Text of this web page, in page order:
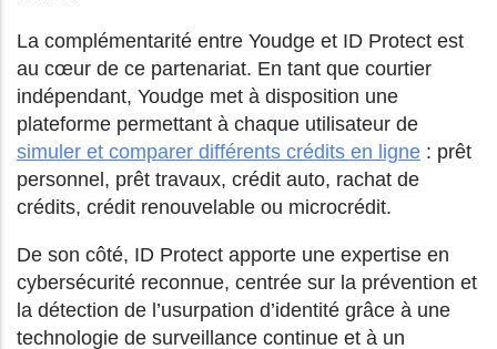
La complémentarité entre Youdge et ID Protect est
au cœur de ce partenariat. En tant que courtier
indépendant, Youdge met à disposition une
plateforme permettant à chaque utilisateur de
simuler et comparer différents crédits en ligne : prêt
personnel, prêt travaux, crédit auto, rachat de
crédits, crédit renouvelable ou microcrédit.
De son côté, ID Protect apporte une expertise en
cybersécurité reconnue, centrée sur la prévention et
la détection de l’usurpation d’identité grâce à une
technologie de surveillance continue et à un